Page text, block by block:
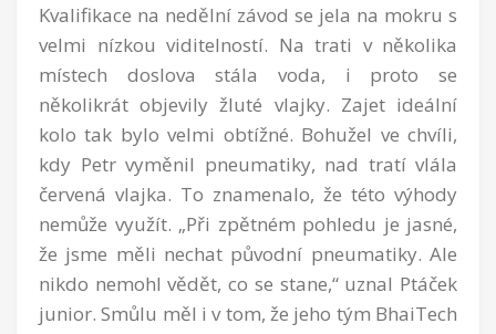
Kvalifikace na nedělní závod se jela na mokru s
velmi nízkou viditelností. Na trati v několika
místech doslova stála voda, i proto se
několikrát objevily žluté vlajky. Zajet ideální
kolo tak bylo velmi obtížné. Bohužel ve chvíli,
kdy Petr vyměnil pneumatiky, nad tratí vlála
červená vlajka. To znamenalo, že této výhody
nemůže využít. „Při zpětném pohledu je jasné,
že jsme měli nechat původní pneumatiky. Ale
nikdo nemohl vědět, co se stane,“ uznal Ptáček
junior. Smůlu měl i v tom, že jeho tým BhaiTech